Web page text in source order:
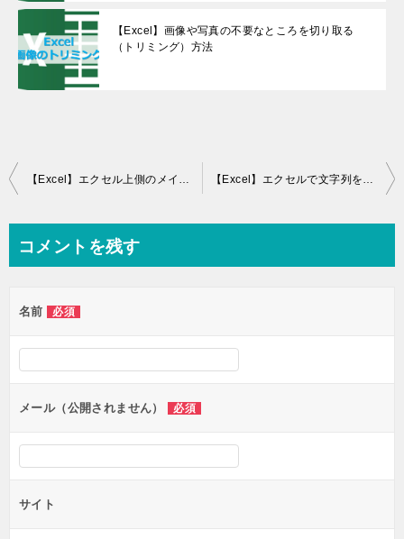
【Excel】画像や写真の不要なところを切り取る
（トリミング）方法
投
ビ
ー
シ
ン
【Excel】エクセル上側のメインのタブが消えたとき、再表示するには 【Excel】エクセルで文字列を結合するならCONCAT関数
コメントを残す
名前 必須
メール（公開されません） 必須
サイト